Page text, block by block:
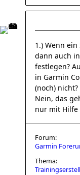
1.) Wenn
dann auch
festlegen?
in Garmin
(noch) nicht?
Nein, das
nur mit Hilfe
Forum:
Garmin
Thema: